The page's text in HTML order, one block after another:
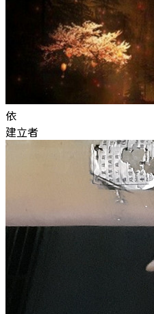
依
建立者